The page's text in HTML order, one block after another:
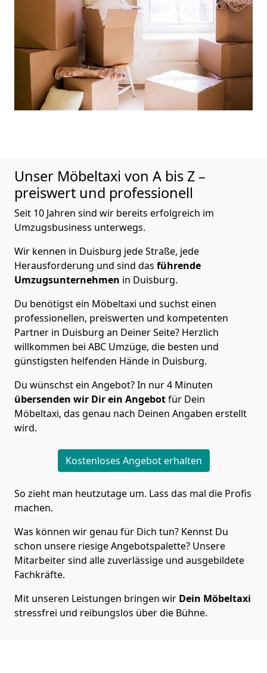
Unser Möbeltaxi von A bis Z –
preiswert und professionell
Seit 10 Jahren sind wir bereits erfolgreich im
Umzugsbusiness unterwegs.
Wir kennen in Duisburg jede Straße, jede
Herausforderung und sind das führende
Umzugsunternehmen in Duisburg.
Du benötigst ein Möbeltaxi und suchst einen
professionellen, preiswerten und kompetenten
Partner in Duisburg an Deiner Seite? Herzlich
willkommen bei ABC Umzüge, die besten und
günstigsten helfenden Hände in Duisburg.
Du wünschst ein Angebot? In nur 4 Minuten
übersenden wir Dir ein Angebotfür Dein
Möbeltaxi, das genau nach Deinen Angaben erstellt
wird.
Kostenloses Angebot erhalten
So zieht man heutzutage um. Lass das mal die Profis
machen.
Was können wir genau für Dich tun? Kennst Du
schon unsere riesige Angebotspalette? Unsere
Mitarbeiter sind alle zuverlässige und ausgebildete
Fachkräfte.
Mit unseren Leistungen bringen wir Dein Möbeltaxi
stressfrei und reibungslos über die Bühne.